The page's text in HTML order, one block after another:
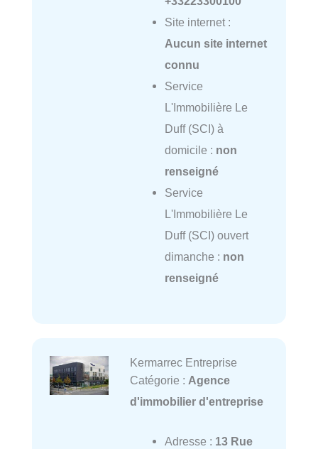
Site internet :
Aucun site internet
connu
Service
L'Immobilière Le
Duff (SCI) à
domicile : non
renseigné
Service
L'Immobilière Le
Duff (SCI) ouvert
dimanche : non
renseigné
Kermarrec Entreprise
Catégorie : Agence
d'immobilier d'entreprise
Adresse : 13 Rue